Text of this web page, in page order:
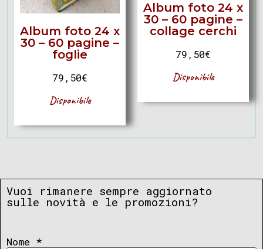
Album foto 24 x
30 – 60 pagine –
collage cerchi
79,50€
Disponibile
Album foto 24 x
30 – 60 pagine –
foglie
79,50€
Disponibile
Vuoi rimanere sempre aggiornato
sulle novità e le promozioni?
Nome *